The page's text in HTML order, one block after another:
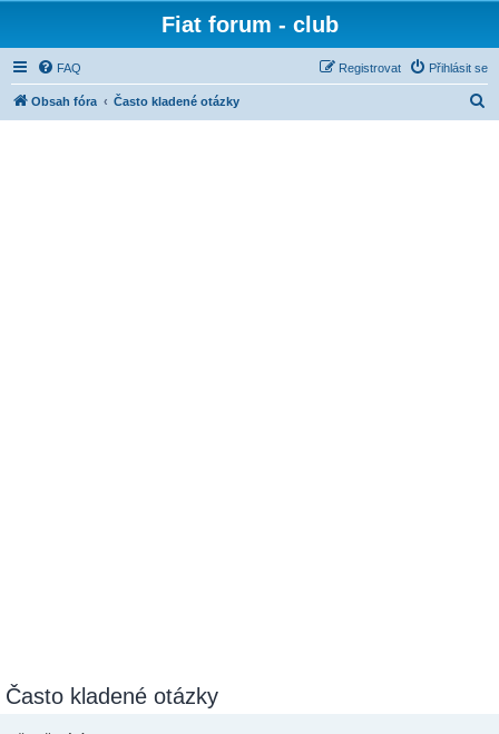
Fiat forum - club
FAQ Přihlásit se
Registrovat
Obsah fóra Často kladené otázky
Často kladené otázky